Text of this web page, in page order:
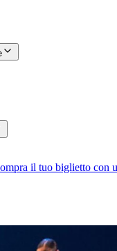
il tuo biglietto con